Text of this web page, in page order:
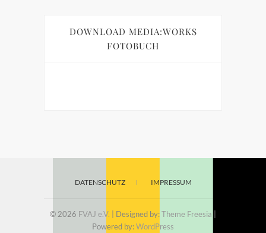
DOWNLOAD MEDIA:WORKS
FOTOBUCH
DATENSCHUTZ IMPRESSUM
© 2026 FVAJ e.V. | Designed by:Theme Freesia
Powered by:WordPress